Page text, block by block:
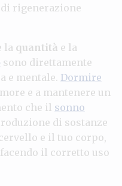
rigenerazione
la quantità e la
sono direttamente
e mentale. Dormire
e a mantenere un
che il sonno
di sostanze
e il tuo corpo,
il corretto uso